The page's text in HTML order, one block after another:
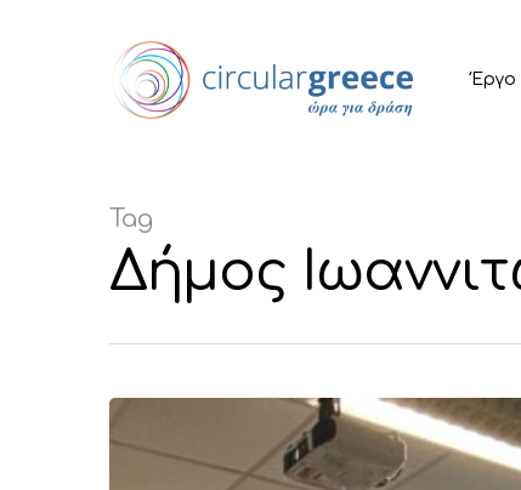
Έργο
Tag
Δήμος